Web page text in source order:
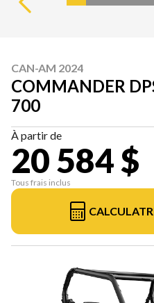
CAN-AM 2024
COMMANDER
700
À partir de
20 584 $
Tous frais inclus